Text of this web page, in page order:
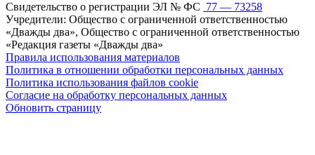
Свидетельство о регистрации ЭЛ № ФС 77 — 73258
Учредители: Общество с ограниченной ответственностью
«Дважды два», Общество с ограниченной ответственностью
«Редакция газеты «Дважды два»
Правила использования материалов
Политика в отношении обработки персональных данных
Политика использования файлов cookie
Согласие на обработку персональных данных
Обновить страницу